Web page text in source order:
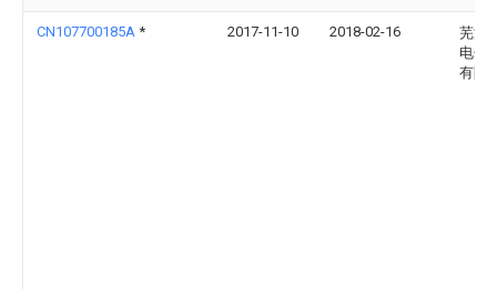
CN107700185A * 2017-11-10 2018-02-16
芜湖
电子
有限